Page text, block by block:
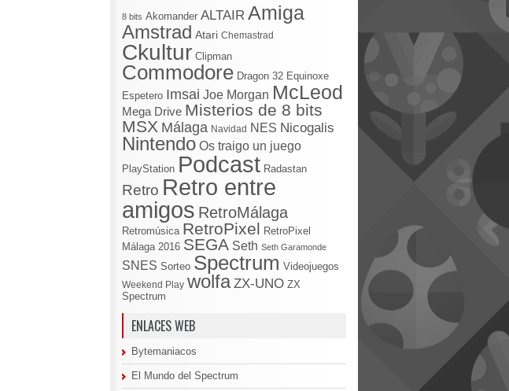
8 bits Akomander ALTAIR Amiga
Amstrad Atari Chemastrad
Ckultur Clipman
Commodore Dragon 32 Equinoxe
Espetero Imsai Joe Morgan McLeod
Mega Drive Misterios de 8 bits
MSX Málaga Navidad NES Nicogalis
Nintendo Os traigo un juego
PlayStation Podcast Radastan
Retro Retro entre
amigos RetroMálaga
Retromúsica RetroPixel RetroPixel
Málaga 2016 SEGA Seth Seth Garamonde
SNES Sorteo Spectrum Videojuegos
Weekend Play wolfa ZX-UNO ZX
Spectrum
ENLACES WEB
Bytemaniacos
El Mundo del Spectrum